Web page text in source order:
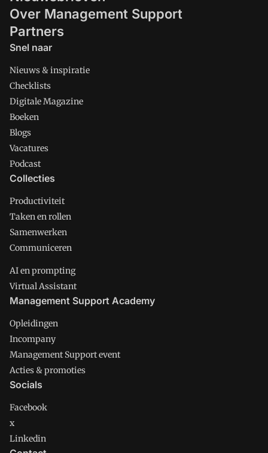
Over Management Support
Partners
Snel naar
Nieuws & inspiratie
Checklists
Digitale Magazine
Boeken
Blogs
Vacatures
Podcast
Collecties
Productiviteit
Taken en rollen
Samenwerken
Communiceren
AI en prompting
Virtual Assistant
Management Support Academy
Opleidingen
Incompany
Management Support event
Acties & promoties
Socials
Facebook
x
Linkedin